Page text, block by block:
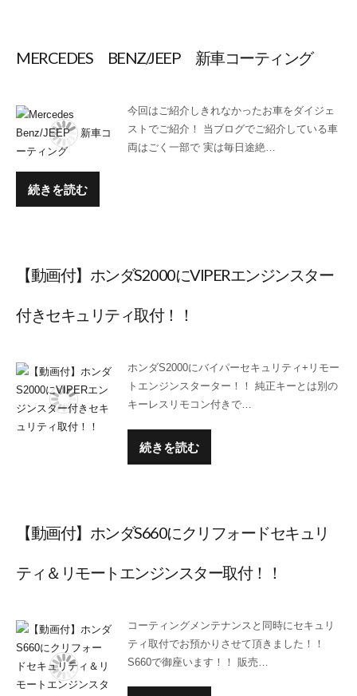
MERCEDES BENZ/JEEP 新車コーティング
今回はご紹介しきれなかったお車をダイジェ
ストでご紹介！ 当ブログでご紹介している車
両はごく一部で 実は毎日途絶…
続きを読む
【動画付】ホンダS2000にVIPERエンジンスター
付きセキュリティ取付！！
ホンダS2000にバイパーセキュリティ+リモー
トエンジンスターター！！ 純正キーとは別の
キーレスリモコン付きで…
続きを読む
【動画付】ホンダS660にクリフォードセキュリ
ティ＆リモートエンジンスター取付！！
コーティングメンテナンスと同時にセキュリ
ティ取付でお預かりさせて頂きました！！
S660で御座います！！ 販売…